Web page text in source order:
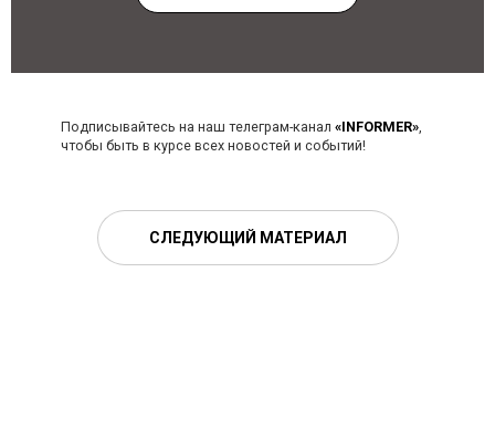
Подписывайтесь на наш телеграм-канал «INFORMER»,
чтобы быть в курсе всех новостей и событий!
СЛЕДУЮЩИЙ МАТЕРИАЛ